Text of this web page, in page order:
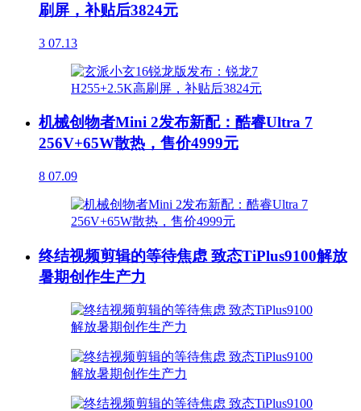
刷屏，补贴后3824元
3 07.13
机械创物者Mini 2发布新配：酷睿Ultra 7
256V+65W散热，售价4999元
8 07.09
终结视频剪辑的等待焦虑 致态TiPlus9100解放
暑期创作生产力